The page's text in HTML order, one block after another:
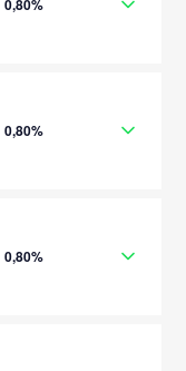
0,80%
0,80%
0,80%